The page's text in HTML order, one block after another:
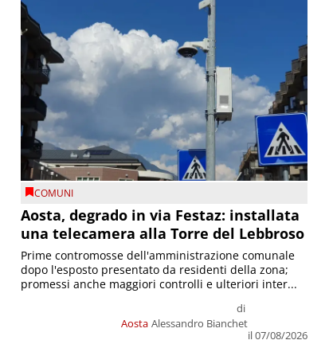
COMUNI
Aosta, degrado in via Festaz: installata
una telecamera alla Torre del Lebbroso
Aosta
di
Alessandro Bianchet
il 07/08/2026
Prime contromosse dell'amministrazione comunale
dopo l'esposto presentato da residenti della zona;
promessi anche maggiori controlli e ulteriori inter...